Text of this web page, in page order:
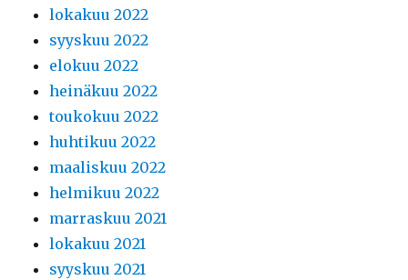
lokakuu 2022
syyskuu 2022
elokuu 2022
heinäkuu 2022
toukokuu 2022
huhtikuu 2022
maaliskuu 2022
helmikuu 2022
marraskuu 2021
lokakuu 2021
syyskuu 2021